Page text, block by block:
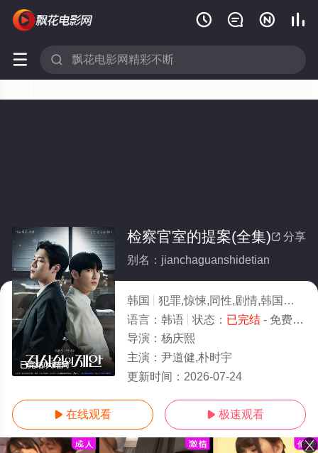
   
 
已完结/大结局
 分享
检察官室的提案(全集)
别名：jianchaguanshidetian
韩国 犯罪,惊悚,同性,剧情,韩国
2026
语言： 韩语 状态： 已完结- 免费在线观看
导演： 杨庆熙
主演： 尹道健,朴时宇
更新时间： 2026-07-24
 在线观看  极速观看